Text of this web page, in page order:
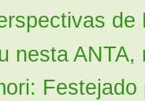
nesta